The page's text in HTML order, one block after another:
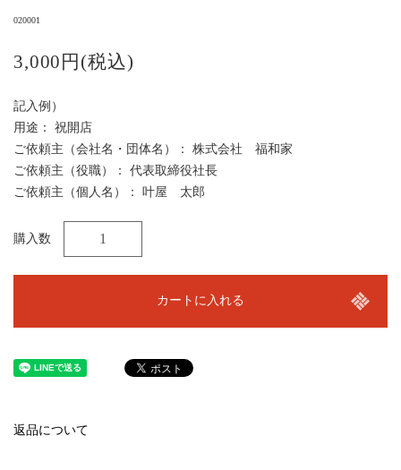
020001
3,000円(税込)
記入例）
用途： 祝開店
ご依頼主（会社名・団体名）： 株式会社 福和家
ご依頼主（役職）： 代表取締役社長
ご依頼主（個人名）： 叶屋 太郎
購入数
カートに入れる
返品について